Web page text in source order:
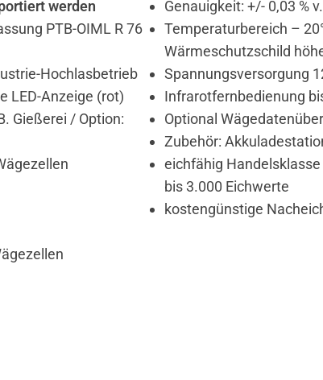
werden
PTB-OIML R 76
Hochlasbetrieb
LED-Anzeige (rot)
Gießerei / Option:
Genauigkeit: +/- 0,03 %
Temperaturbereich –
Wärmeschutzschild
Spannungsversorgung
Infrarotfernbedienung
Optional
Zubehör:
eichfähig Handelsklasse
bis 3.000 Eichwerte
kostengünstige